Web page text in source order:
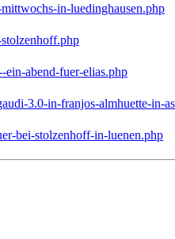
in-luedinghausen.php
ein-abend-fuer-elias.php
3.0-in-franjos-almhuette-in-
bei-stolzenhoff-in-luenen.php